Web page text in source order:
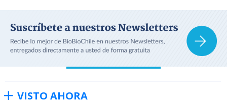
VISTO AHORA